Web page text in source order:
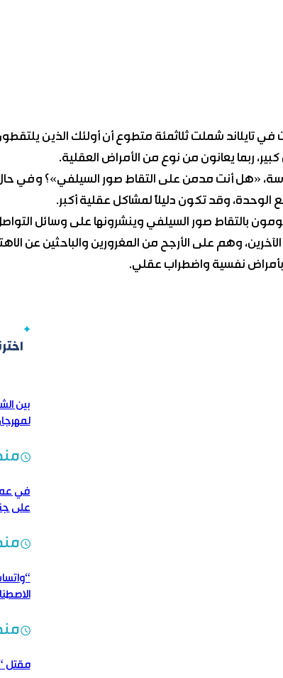
تايلاند شملت ثلاثمئة متطوع أن أولئك الذين
ربما يعانون من نوع من الأمراض العقلية.
«هل أنت مدمن على التقاط صور السيلفي»؟ وفي
وقد تكون دليلاً لمشاكل عقلية أكبر.
بالتقاط صور السيلفي وينشرونها على وسائل
وهم على الأرجح من المغرورين والباحثين عن
نفسية واضطراب عقلي.
بين
منذ 8
على
مقتل